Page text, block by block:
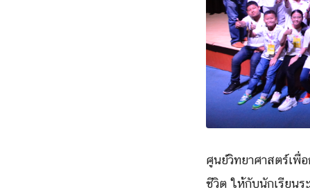
ศูนย์วิทยาศาสตร์เพื่
ชีวิต ให้กับนักเรียน